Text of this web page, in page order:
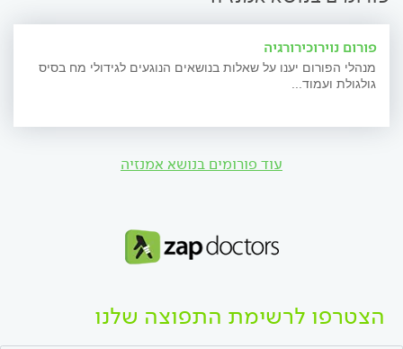
פורום נוירוכירורגיה
מנהלי הפורום יענו על שאלות בנושאים הנוגעים לגידולי מח בסיס
גולגולת ועמוד...
עוד פורומים בנושא אמנזיה
הצטרפו לרשימת התפוצה שלנו